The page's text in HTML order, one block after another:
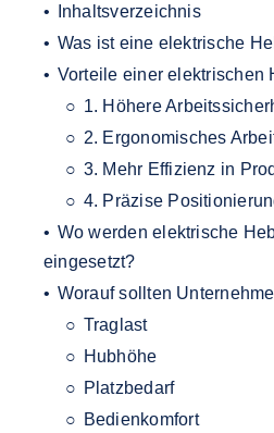
Inhaltsverzeichnis
Was ist eine elektrische
Vorteile einer elektrischen
1. Höhere
2. Ergonomisches
3. Mehr Effizienz in
4. Präzise
Wo werden elektrische
eingesetzt?
Worauf sollten
Traglast
Hubhöhe
Platzbedarf
Bedienkomfort